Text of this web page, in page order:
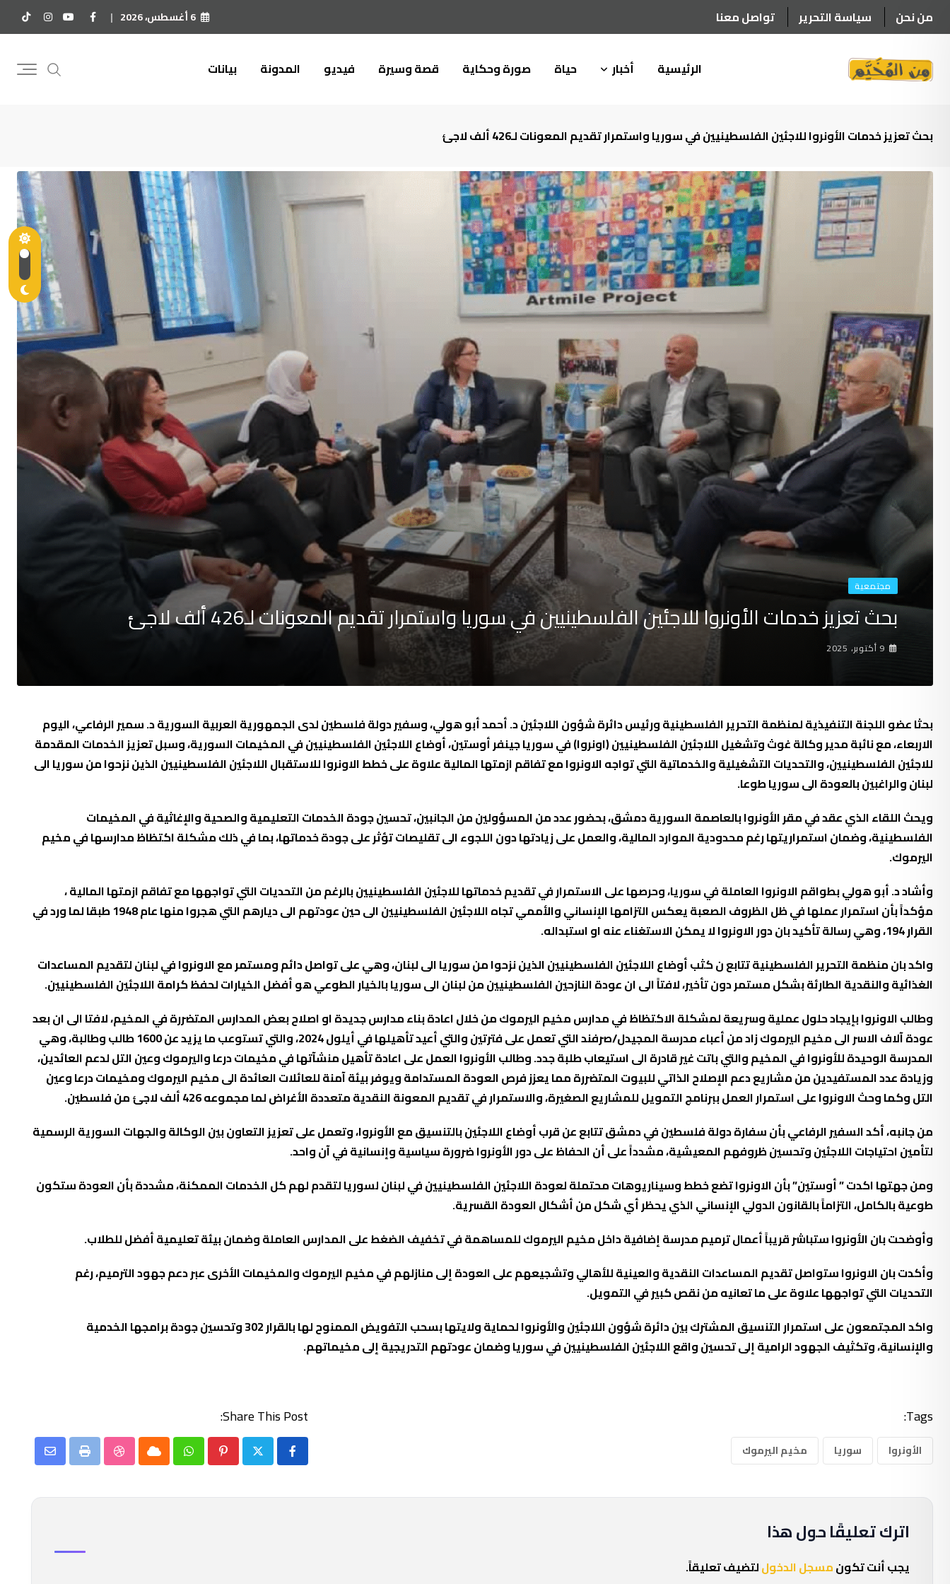
to
من نحن سياسة التحرير تواصل معنا 6 أغسطس، 2026
الرئيسية أخبار حياة صورة وحكاية قصة وسيرة فيديو المدونة بيانات
بحث تعزيز خدمات الأونروا للاجئين الفلسطينيين في سوريا واستمرار تقديم المعونات لـ426 ألف لاجئ
مجتمعية
بحث تعزيز خدمات الأونروا للاجئين الفلسطينيين في سوريا واستمرار تقديم المعونات لـ426 ألف لاجئ
9 أكتوبر، 2025
بحثا عضو اللجنة التنفيذية لمنظمة التحرير الفلسطينية ورئيس دائرة شؤون اللاجئين د. أحمد أبو هولي، وسفير دولة فلسطين لدى الجمهورية العربية السورية د. سمير الرفاعي، اليوم
الاربعاء، مع نائبة مدير وكالة غوث وتشغيل اللاجئين الفلسطينيين (اونروا) في سوريا جينفر أوستين، أوضاع اللاجئين الفلسطينيين في المخيمات السورية، وسبل تعزيز الخدمات المقدمة
للاجئين الفلسطينيين، والتحديات التشغيلية والخدماتية التي تواجه الاونروا مع تفاقم ازمتها المالية علاوة على خطط الاونروا للاستقبال اللاجئين الفلسطينيين الذين نزحوا من سوريا الى
لبنان والراغبين بالعودة الى سوريا طوعا.
ويحث اللقاء الذي عقد في مقر الأونروا بالعاصمة السورية دمشق، بحضور عدد من المسؤولين من الجانبين، تحسين جودة الخدمات التعليمية والصحية والإغاثية في المخيمات
الفلسطينية، وضمان استمراريتها رغم محدودية الموارد المالية، والعمل على زيادتها دون اللجوء الى تقليصات تؤثر على جودة خدماتها، بما في ذلك مشكلة اكتظاظ مدارسها في مخيم
اليرموك.
وأشاد د. أبو هولي بطواقم الاونروا العاملة في سوريا، وحرصها على الاستمرار في تقديم خدماتها للاجئين الفلسطينيين بالرغم من التحديات التي تواجهها مع تفاقم ازمتها المالية ،
مؤكداً بأن استمرار عملها في ظل الظروف الصعبة يعكس التزامها الإنساني والأممي تجاه اللاجئين الفلسطينيين الى حين عودتهم الى ديارهم التي هجروا منها عام 1948 طبقا لما ورد في
القرار 194، وهي رسالة تأكيد بان دور الاونروا لا يمكن الاستغناء عنه او استبداله.
واكد بان منظمة التحرير الفلسطينية تتابع ن كثب أوضاع اللاجئين الفلسطينيين الذين نزحوا من سوريا الى لبنان، وهي على تواصل دائم ومستمر مع الاونروا في لبنان لتقديم المساعدات
الغذائية والنقدية الطارئة بشكل مستمر دون تأخير، لافتاً الى ان عودة النازحين الفلسطينيين من لبنان الى سوريا بالخيار الطوعي هو أفضل الخيارات لحفظ كرامة اللاجئين الفلسطينيين.
وطالب الاونروا بإيجاد حلول عملية وسريعة لمشكلة الاكتظاظ في مدارس مخيم اليرموك من خلال اعادة بناء مدارس جديدة او اصلاح بعض المدارس المتضررة في المخيم، لافتا الى ان بعد
عودة آلاف الاسر الى مخيم اليرموك زاد من أعباء مدرسة المجيدل/صرفند التي تعمل على فترتين والتي أعيد تأهيلها في أيلول 2024، والتي تستوعب ما يزيد عن 1600 طالب وطالبة، وهي
المدرسة الوحيدة للأونروا في المخيم والتي باتت غير قادرة الى استيعاب طلبة جدد. وطالب الأونروا العمل على اعادة تأهيل منشآتها في مخيمات درعا واليرموك وعين التل لدعم العائدين،
وزيادة عدد المستفيدين من مشاريع دعم الإصلاح الذاتي للبيوت المتضررة مما يعزز فرص العودة المستدامة ويوفر بيئة آمنة للعائلات العائدة الى مخيم اليرموك ومخيمات درعا وعين
التل وكما وحث الاونروا على استمرار العمل ببرنامج التمويل للمشاريع الصغيرة، والاستمرار في تقديم المعونة النقدية متعددة الأغراض لما مجموعه 426 ألف لاجئ من فلسطين.
من جانبه، أكد السفير الرفاعي بأن سفارة دولة فلسطين في دمشق تتابع عن قرب أوضاع اللاجئين بالتنسيق مع الأونروا، وتعمل على تعزيز التعاون بين الوكالة والجهات السورية الرسمية
لتأمين احتياجات اللاجئين وتحسين ظروفهم المعيشية، مشدداً على أن الحفاظ على دور الأونروا ضرورة سياسية وإنسانية في آن واحد.
ومن جهتها اكدت ” أوستين” بأن الاونروا تضع خطط وسيناريوهات محتملة لعودة اللاجئين الفلسطينيين في لبنان لسوريا لتقدم لهم كل الخدمات الممكنة، مشددة بأن العودة ستكون
طوعية بالكامل، التزاماً بالقانون الدولي الإنساني الذي يحظر أي شكل من أشكال العودة القسرية.
وأوضحت بان الأونروا ستباشر قريباً أعمال ترميم مدرسة إضافية داخل مخيم اليرموك للمساهمة في تخفيف الضغط على المدارس العاملة وضمان بيئة تعليمية أفضل للطلاب.
وأكدت بان الاونروا ستواصل تقديم المساعدات النقدية والعينية للأهالي وتشجيعهم على العودة إلى منازلهم في مخيم اليرموك والمخيمات الأخرى عبر دعم جهود الترميم، رغم
التحديات التي تواجهها علاوة على ما تعانيه من نقص كبير في التمويل.
واكد المجتمعون على استمرار التنسيق المشترك بين دائرة شؤون اللاجئين والأونروا لحماية ولايتها بسحب التفويض الممنوح لها بالقرار 302 وتحسين جودة برامجها الخدمية
والإنسانية، وتكثيف الجهود الرامية إلى تحسين واقع اللاجئين الفلسطينيين في سوريا وضمان عودتهم التدريجية إلى مخيماتهم.
Tags:
الأونروا سوريا مخيم اليرموك
Share This Post:
Pinterest
Whatsapp
Cloud
StumbleUpon
Print
Share
Email
اترك تعليقًا حول هذا
يجب أنت تكونمسجل الدخوللتضيف تعليقاً.